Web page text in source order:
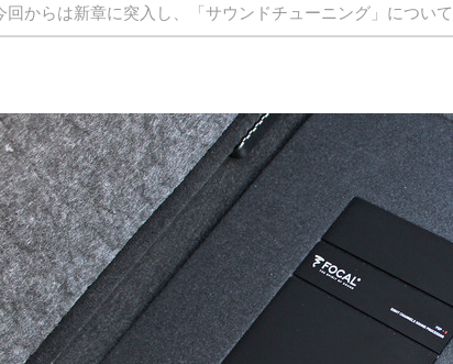
回からは新章に突入し、「サウンドチューニング」について